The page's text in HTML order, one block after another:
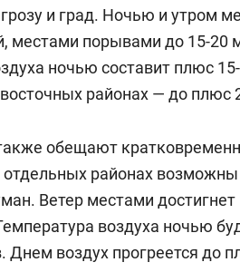
и град. Ночью и утром
местами порывами до 15-20
ночью составит плюс
районах — до плюс
обещают
районах
Ветер местами
воздуха ночью
Днем воздух прогреется до